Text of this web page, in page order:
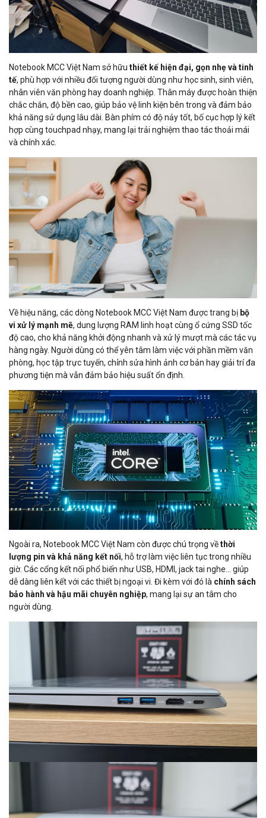
Notebook MCC Việt Nam sở hữu thiết kế hiện đại, gọn nhẹ và tinh
tế, phù hợp với nhiều đối tượng người dùng như học sinh, sinh viên,
nhân viên văn phòng hay doanh nghiệp. Thân máy được hoàn thiện
chắc chắn, độ bền cao, giúp bảo vệ linh kiện bên trong và đảm bảo
khả năng sử dụng lâu dài. Bàn phím có độ nảy tốt, bố cục hợp lý kết
hợp cùng touchpad nhạy, mang lại trải nghiệm thao tác thoải mái
và chính xác.
Về hiệu năng, các dòng Notebook MCC Việt Nam được trang bị bộ
vi xử lý mạnh mẽ, dung lượng RAM linh hoạt cùng ổ cứng SSD tốc
độ cao, cho khả năng khởi động nhanh và xử lý mượt mà các tác vụ
hàng ngày. Người dùng có thể yên tâm làm việc với phần mềm văn
phòng, học tập trực tuyến, chỉnh sửa hình ảnh cơ bản hay giải trí đa
phương tiện mà vẫn đảm bảo hiệu suất ổn định.
Ngoài ra, Notebook MCC Việt Nam còn được chú trọng vềthời
lượng pin và khả năng kết nối, hỗ trợ làm việc liên tục trong nhiều
giờ. Các cổng kết nối phổ biến như USB, HDMI, jack tai nghe… giúp
dễ dàng liên kết với các thiết bị ngoại vi. Đi kèm với đó là chính sách
bảo hành và hậu mãi chuyên nghiệp, mang lại sự an tâm cho
người dùng.